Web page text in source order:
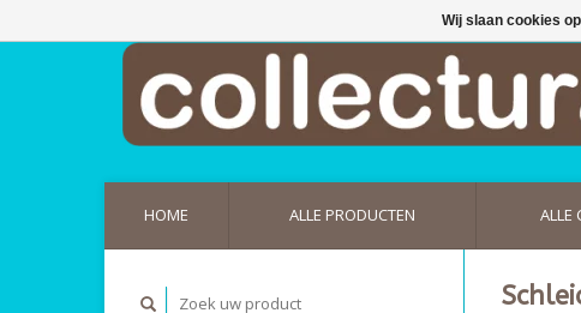
HOME ALLE PRODUCTEN ALLE
Wij slaan cookies